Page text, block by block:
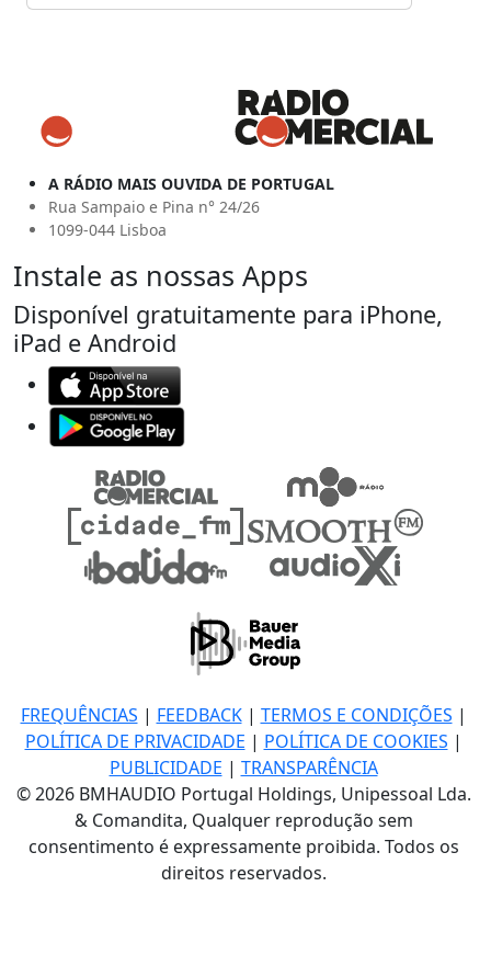
A RÁDIO MAIS OUVIDA DE PORTUGAL
Rua Sampaio e Pina n° 24/26
1099-044 Lisboa
Instale as nossas Apps
Disponível gratuitamente para iPhone,
iPad e Android
FREQUÊNCIAS | FEEDBACK| TERMOS E CONDIÇÕES |
POLÍTICA DE PRIVACIDADE | POLÍTICA DE COOKIES |
PUBLICIDADE | TRANSPARÊNCIA
© 2026 BMHAUDIO Portugal Holdings, Unipessoal Lda.
& Comandita, Qualquer reprodução sem
consentimento é expressamente proibida. Todos os
direitos reservados.